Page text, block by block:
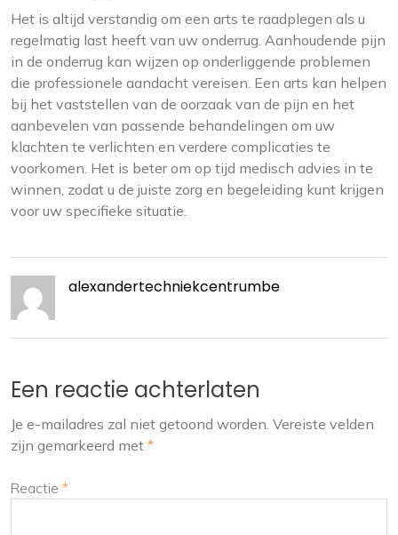
Het is altijd verstandig om een arts te raadplegen als u
regelmatig last heeft van uw onderrug. Aanhoudende pijn
in de onderrug kan wijzen op onderliggende problemen
die professionele aandacht vereisen. Een arts kan helpen
bij het vaststellen van de oorzaak van de pijn en het
aanbevelen van passende behandelingen om uw
klachten te verlichten en verdere complicaties te
voorkomen. Het is beter om op tijd medisch advies in te
winnen, zodat u de juiste zorg en begeleiding kunt krijgen
voor uw specifieke situatie.
alexandertechniekcentrumbe
Een reactie achterlaten
Je e-mailadres zal niet getoond worden. Vereiste velden
zijn gemarkeerd met *
Reactie *